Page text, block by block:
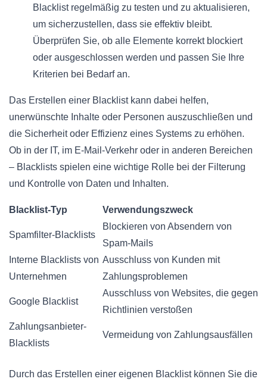
Blacklist regelmäßig zu testen und zu aktualisieren,
um sicherzustellen, dass sie effektiv bleibt.
Überprüfen Sie, ob alle Elemente korrekt blockiert
oder ausgeschlossen werden und passen Sie Ihre
Kriterien bei Bedarf an.
Das Erstellen einer Blacklist kann dabei helfen,
unerwünschte Inhalte oder Personen auszuschließen und
die Sicherheit oder Effizienz eines Systems zu erhöhen.
Ob in der IT, im E-Mail-Verkehr oder in anderen Bereichen
– Blacklists spielen eine wichtige Rolle bei der Filterung
und Kontrolle von Daten und Inhalten.
Blacklist-Typ Verwendungszweck
Spamfilter-Blacklists
Blockieren von Absendern von
Spam-Mails
Interne Blacklists von
Unternehmen
Ausschluss von Kunden mit
Zahlungsproblemen
Google Blacklist
Ausschluss von Websites, die gegen
Richtlinien verstoßen
Zahlungsanbieter-
Blacklists
Vermeidung von Zahlungsausfällen
Durch das Erstellen einer eigenen Blacklist können Sie die